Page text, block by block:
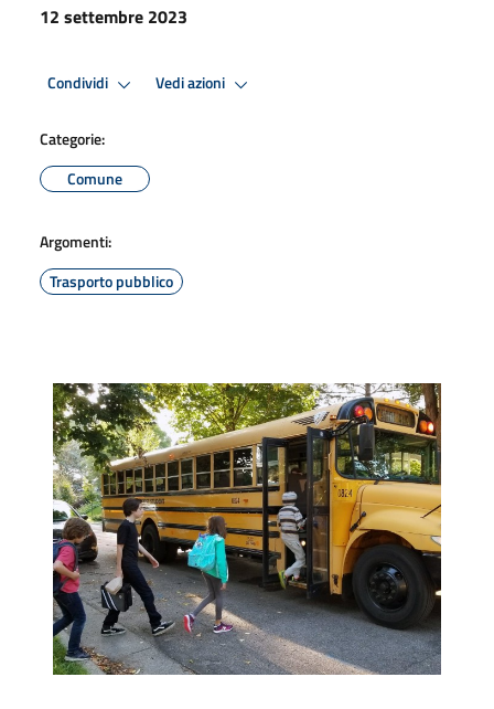
12 settembre 2023
Condividi Vedi azioni
Categorie:
Comune
Argomenti:
Trasporto pubblico